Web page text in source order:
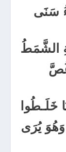
سَنَى
الشَّمَطُ
خَلَـطُوا
يُرَى